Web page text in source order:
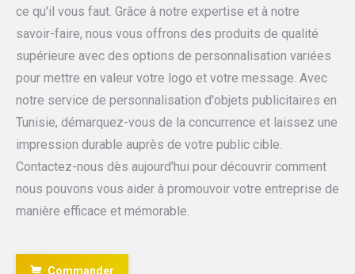
ce qu'il vous faut. Grâce à notre expertise et à notre
savoir-faire, nous vous offrons des produits de qualité
supérieure avec des options de personnalisation variées
pour mettre en valeur votre logo et votre message. Avec
notre service de personnalisation d'objets publicitaires en
Tunisie, démarquez-vous de la concurrence et laissez une
impression durable auprès de votre public cible.
Contactez-nous dès aujourd'hui pour découvrir comment
nous pouvons vous aider à promouvoir votre entreprise de
manière efficace et mémorable.
Commander